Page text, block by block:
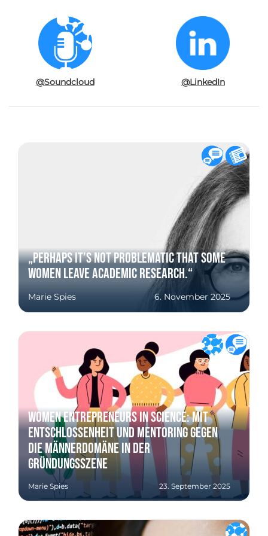
@Soundcloud @LinkedIn
„Perhaps it’s not problematic that some
women leave academic research.“
Marie Spies 6. November 2025
Women Entrepreneurs in Science: Mit
Entschlossenheit und Mentoring gegen
die Männerdomäne in der
Gründungsszene
Marie Spies 23. September 2025